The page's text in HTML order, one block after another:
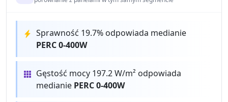
Sprawność 19.7% odpowiada medianie
PERC 0-400W
Gęstość mocy 197.2 W/m² odpowiada
medianie PERC 0-400W